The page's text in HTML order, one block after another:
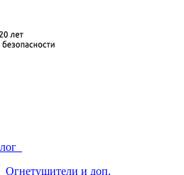
Огнетушители и доп.